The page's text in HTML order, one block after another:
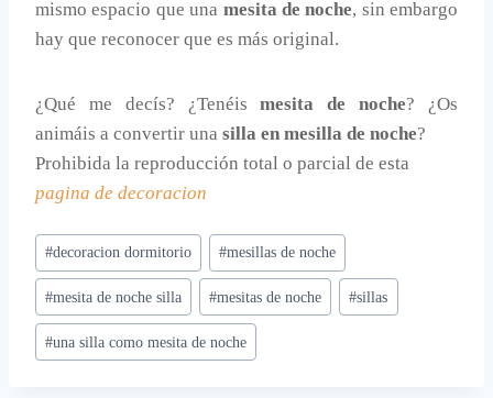
mismo espacio que una mesita de noche, sin embargo
hay que reconocer que es más original.
¿Qué me decís? ¿Tenéismesita de noche? ¿Os
animáis a convertir una silla en mesilla de noche?
Prohibida la reproducción total o parcial de esta
pagina de decoracion
Etiquetas
de
la
entrada:
#decoracion dormitorio #mesillas de noche
#mesita de noche silla #mesitas de noche #sillas
#una silla como mesita de noche